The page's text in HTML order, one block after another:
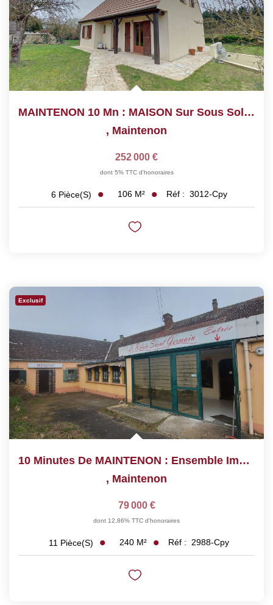
MAINTENON 10 Mn : MAISON Sur Sous Sol Total Au Calme ,...
, Maintenon
252 000 €
dont 5% TTC d'honoraires
6 Pièce(s) 106 M² Réf : 3012-Cpy
Exclusif
10 Minutes De MAINTENON : Ensemble Immobilier À Rénover
, Maintenon
79 000 €
dont 12,86% TTC d'honoraires
11 Pièce(s) 240 M² Réf : 2988-Cpy